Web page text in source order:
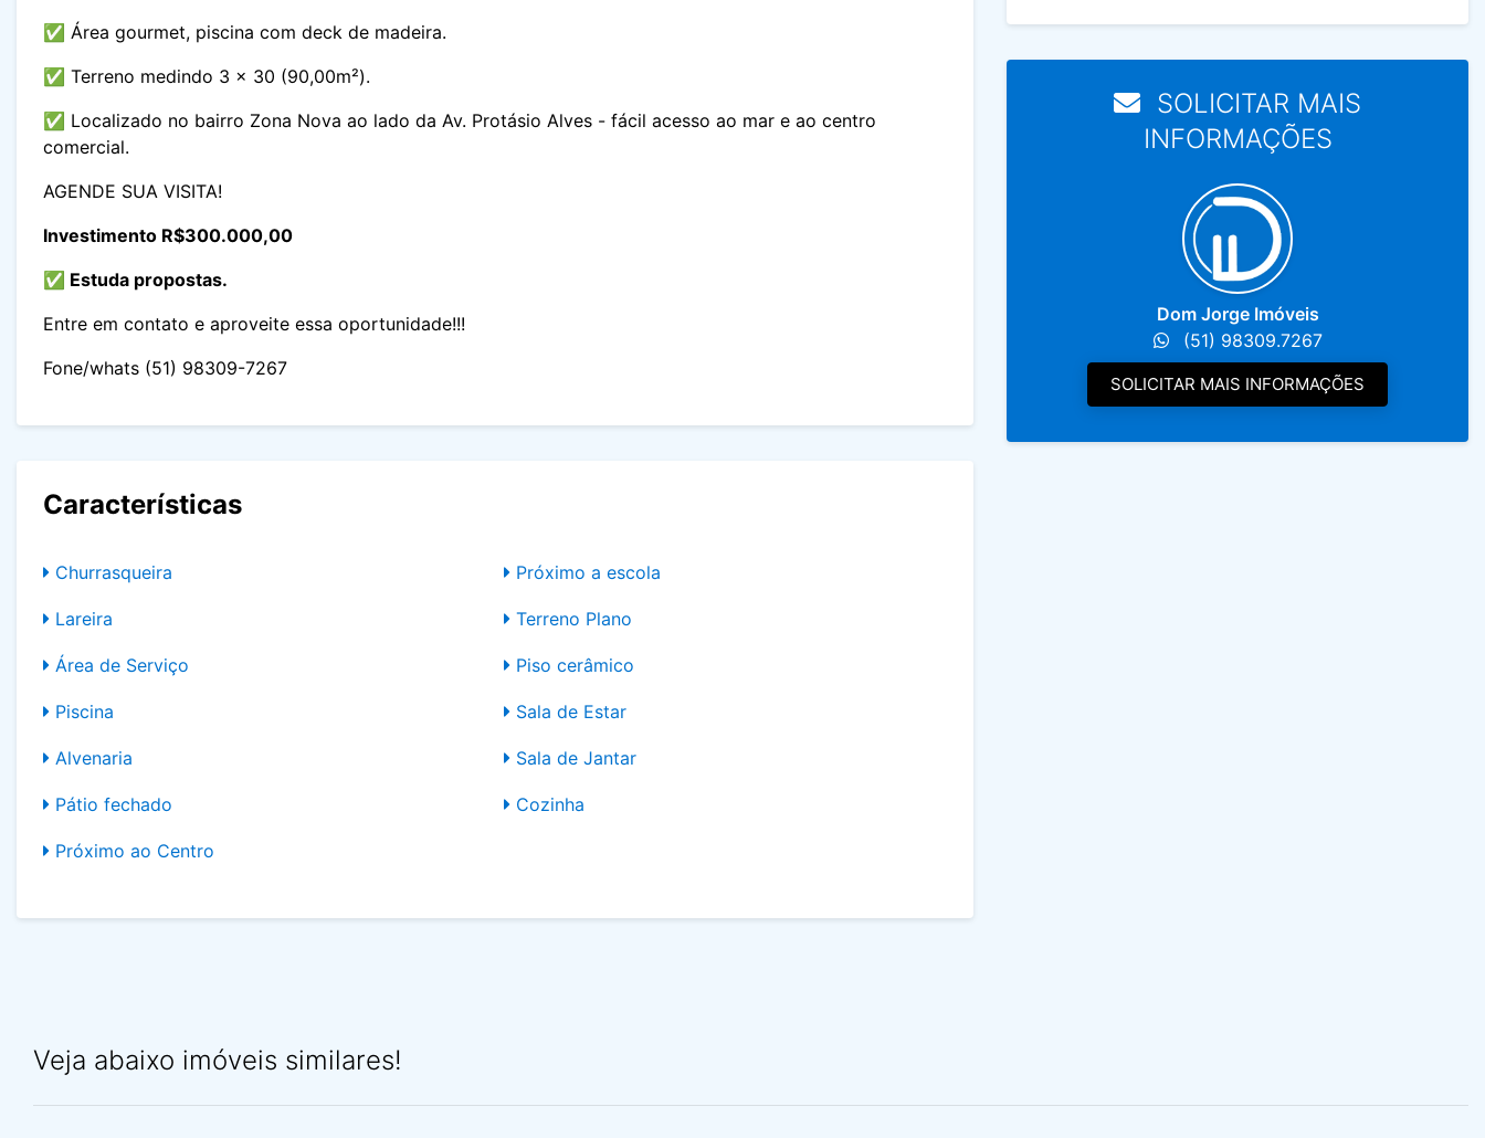
✅ Área gourmet, piscina com deck de madeira.
✅ Terreno medindo 3 x 30 (90,00m²).
✅ Localizado no bairro Zona Nova ao lado da Av. Protásio Alves - fácil acesso ao mar e ao centro
comercial.
AGENDE SUA VISITA!
Investimento R$300.000,00
✅ Estuda propostas.
Entre em contato e aproveite essa oportunidade!!!
Fone/whats (51) 98309-7267
Características
Churrasqueira
Lareira
Área de Serviço
Piscina
Alvenaria
Pátio fechado
Próximo ao Centro
Próximo a escola
Terreno Plano
Piso cerâmico
Sala de Estar
Sala de Jantar
Cozinha
SOLICITAR MAIS
INFORMAÇÕES
Dom Jorge Imóveis
(51) 98309.7267
SOLICITAR MAIS INFORMAÇÕES
Veja abaixo imóveis similares!